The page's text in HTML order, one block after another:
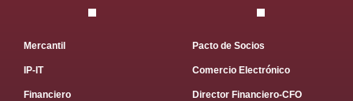
Mercantil
IP-IT
Financiero
Pacto de Socios
Comercio Electrónico
Director Financiero-CFO